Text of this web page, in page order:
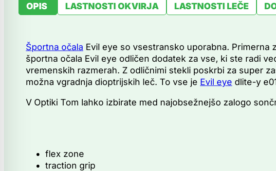
OPIS LASTNOSTI OKVIRJA LASTNOSTI LEČE
Športna očala Evil eye so vsestransko uporabna.
športna očala Evil eye odličen dodatek za vse, ki ste radi
vremenskih razmerah. Z odličnimi stekli poskrbi za super
možna vgradnja dioptrijskih leč. To vse je Evil eye dlite-y
V Optiki Tom lahko izbirate med najobsežnejšo zalogo
flex zone
traction grip